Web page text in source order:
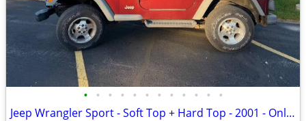
• • • • • • • • • • • •
Jeep Wrangler Sport - Soft Top + Hard Top - 2001 - Only 67K miles!